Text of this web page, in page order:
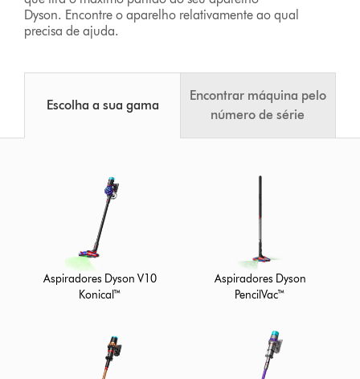
Dyson. Encontre o aparelho relativamente ao qual
precisa de ajuda.
Escolha a sua gama
Encontrar máquina pelo
número de série
Aspiradores Dyson V10
Konical™
Aspiradores Dyson
PencilVac™